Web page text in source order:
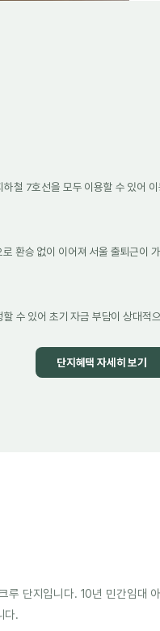
철 7호선을 모두 이용할 수 있어
환승 없이 이어져 서울 출퇴근이
수 있어 초기 자금 부담이 상대적
단지혜택 자세히 보기
루 단지입니다. 10년 민간임대 아
다.